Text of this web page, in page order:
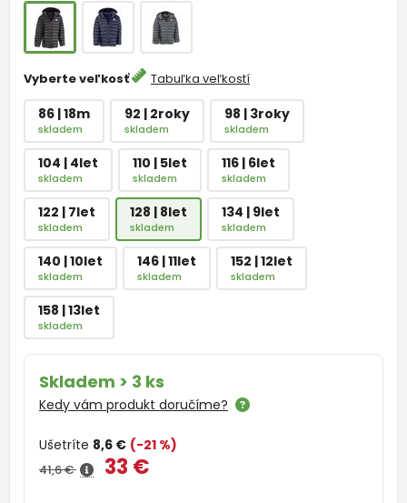
Vyberte veľkosť Tabuľka veľkostí
86 | 18m
skladem
92 | 2roky
skladem
98 | 3roky
skladem
104 | 4let
skladem
110 | 5let
skladem
116 | 6let
skladem
122 | 7let
skladem
128 | 8let
skladem
134 | 9let
skladem
140 | 10let
skladem
146 | 11let
skladem
152 | 12let
skladem
158 | 13let
skladem
Skladem > 3 ks
Kedy vám produkt doručíme?
Ušetríte 8,6 € (-21 %)
41,6 € 33 €